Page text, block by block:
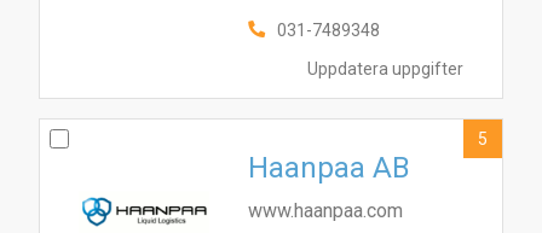
Uppdatera uppgifter
031-7489348
Haanpaa AB
www.haanpaa.com
5